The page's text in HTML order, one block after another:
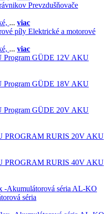
Prevzdušňovače
... viac
Elektrické a motorové
... viac
GÜDE 12V AKU
GÜDE 18V AKU
GÜDE 20V AKU
RURIS 20V AKU
RURIS 40V AKU
AL-KO
séria